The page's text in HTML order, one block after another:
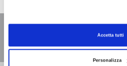
Accetta tutti
Personalizza